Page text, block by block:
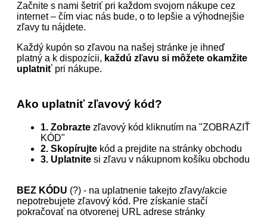
Začnite s nami šetriť pri každom svojom nákupe cez
internet – čím viac nás bude, o to lepšie a výhodnejšie
zľavy tu nájdete.
Každý kupón so zľavou na našej stránke je ihneď
platný a k dispozícii, každú zľavu si môžete okamžite
uplatniť pri nákupe.
Ako uplatniť zľavový kód?
1. Zobrazte zľavový kód kliknutím na "ZOBRAZIŤ
KÓD"
2. Skopírujte kód a prejdite na stránky obchodu
3. Uplatnite si zľavu v nákupnom košíku obchodu
BEZ KÓDU (?) - na uplatnenie takejto zľavy/akcie
nepotrebujete zľavový kód. Pre získanie stačí
pokračovať na otvorenej URL adrese stránky